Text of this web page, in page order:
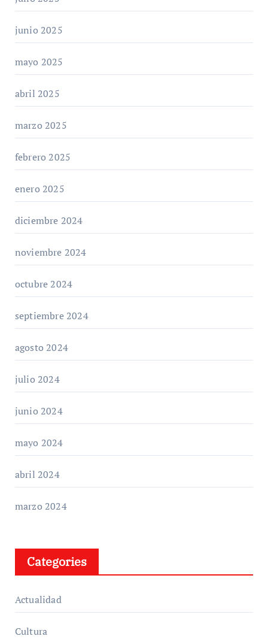
junio 2025
mayo 2025
abril 2025
marzo 2025
febrero 2025
enero 2025
diciembre 2024
noviembre 2024
octubre 2024
septiembre 2024
agosto 2024
julio 2024
junio 2024
mayo 2024
abril 2024
marzo 2024
Categories
Actualidad
Cultura